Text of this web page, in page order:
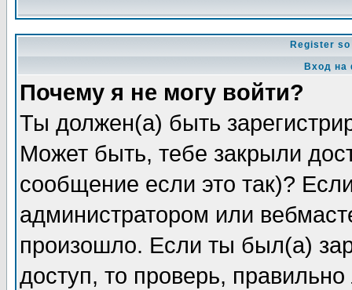
Register
Вход на
Почему я не могу войти?
Ты должен(а) быть
Может быть, тебе закрыли
сообщение если это так)?
администратором или
произошло. Если ты был(а)
доступ, то проверь,